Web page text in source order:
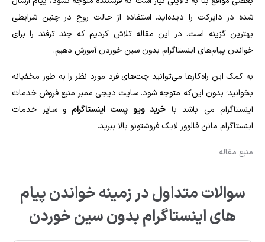
شده در دایرکت را دیده‌اید. استفاده از حالت روح در چنین شرایطی
بهترین گزینه است. در این مقاله تلاش کردیم که چند ترفند را برای
خواندن پیام‌های اینستاگرام بدون سین خوردنآموزش دهیم.
به کمک این راه‌کارها می‌توانید چت‌های فرد مورد نظر را به طور مخفیانه
بخوانید؛ بدون این‌که متوجه شود. سایت دیجی ممبر منبع فروش خدمات
اینستاگرام می باشد با خرید ویو پست اینستاگرام و سایر خدمات
اینستاگرام مانن فالوور لایک فروشتونو بالا ببرید.
منبع مقاله
سوالات متداول در زمینه خواندن پیام
های اینستاگرام بدون سین خوردن